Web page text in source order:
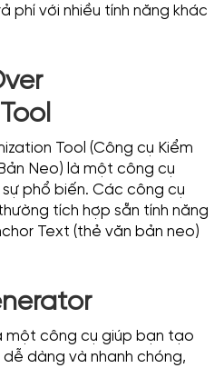
phí với nhiều tính năng khác
Tool (Công cụ Kiểm
Neo) là một công cụ
phổ biến. Các công cụ
tích hợp sẵn tính năng
Text (thẻ văn bản neo)
một công cụ giúp bạn tạo
dàng và nhanh chóng,